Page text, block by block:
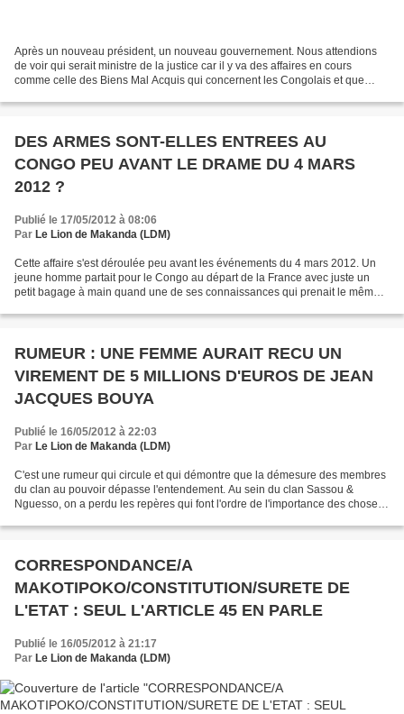
Après un nouveau président, un nouveau gouvernement. Nous attendions
de voir qui serait ministre de la justice car il y va des affaires en cours
comme celle des Biens Mal Acquis qui concernent les Congolais et que
DES ARMES SONT-ELLES ENTREES AU
CONGO PEU AVANT LE DRAME DU 4 MARS
2012 ?
Publié le 17/05/2012 à 08:06
Par Le Lion de Makanda (LDM)
Cette affaire s'est déroulée peu avant les événements du 4 mars 2012. Un
jeune homme partait pour le Congo au départ de la France avec juste un
petit bagage à main quand une de ses connaissances qui prenait le même
RUMEUR : UNE FEMME AURAIT RECU UN
VIREMENT DE 5 MILLIONS D'EUROS DE JEAN
JACQUES BOUYA
Publié le 16/05/2012 à 22:03
Par Le Lion de Makanda (LDM)
C'est une rumeur qui circule et qui démontre que la démesure des membres
du clan au pouvoir dépasse l'entendement. Au sein du clan Sassou &
Nguesso, on a perdu les repères qui font l'ordre de l'importance des choses.
CORRESPONDANCE/A
MAKOTIPOKO/CONSTITUTION/SURETE DE
L'ETAT : SEUL L'ARTICLE 45 EN PARLE
Publié le 16/05/2012 à 21:17
Par Le Lion de Makanda (LDM)